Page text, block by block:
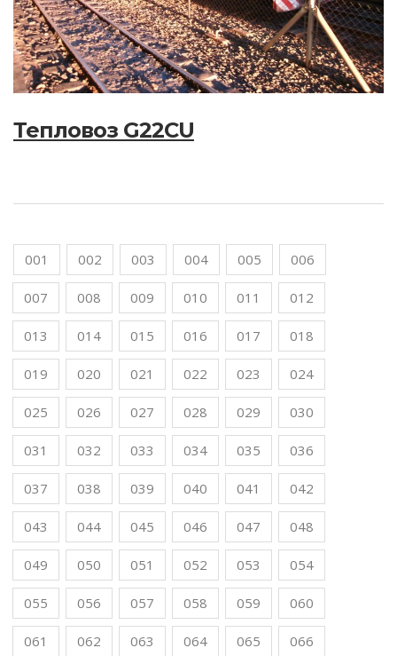
Тепловоз G22CU
001 002 003 004 005 006
007 008 009 010 011 012
013 014 015 016 017 018
019 020 021 022 023 024
025 026 027 028 029 030
031 032 033 034 035 036
037 038 039 040 041 042
043 044 045 046 047 048
049 050 051 052 053 054
055 056 057 058 059 060
061 062 063 064 065 066